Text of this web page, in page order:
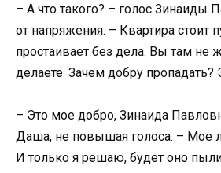
– А что такого? – голос Зинаиды
от напряжения. – Квартира стоит
простаивает без дела. Вы там не
делаете. Зачем добру пропадать?
– Это мое добро, Зинаида
Даша, не повышая голоса. – Мое
И только я решаю, будет оно